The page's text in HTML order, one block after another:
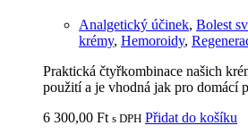
Analgetický účinek, Bolest
krémy, Hemoroidy,
Praktická čtyřkombinace našich
použití a je vhodná jak pro domácí
6 300,00 Ft s DPH Přidat do košíku